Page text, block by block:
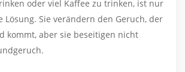
oder viel Kaffee zu trinken, ist nur
Lösung. Sie verändern den Geruch, der
kommt, aber sie beseitigen nicht